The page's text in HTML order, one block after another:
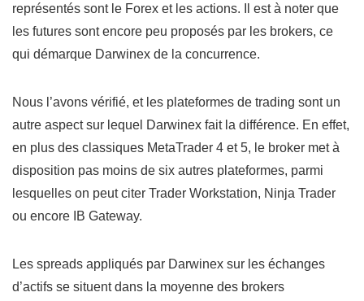
représentés sont le Forex et les actions. Il est à noter que
les futures sont encore peu proposés par les brokers, ce
qui démarque Darwinex de la concurrence.
Nous l’avons vérifié, et les plateformes de trading sont un
autre aspect sur lequel Darwinex fait la différence. En effet,
en plus des classiques MetaTrader 4 et 5, le broker met à
disposition pas moins de six autres plateformes, parmi
lesquelles on peut citer Trader Workstation, Ninja Trader
ou encore IB Gateway.
Les spreads appliqués par Darwinex sur les échanges
d’actifs se situent dans la moyenne des brokers